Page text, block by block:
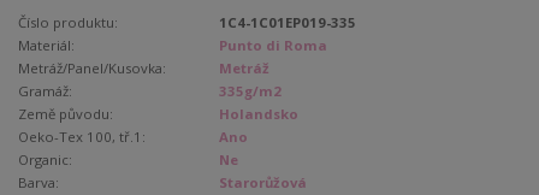
Číslo produktu:
1C4-1C01EP019-335
Materiál:
Punto di Roma
Metráž/Panel/Kusovka:
Metráž
Gramáž:
335g/m2
Země původu:
Holandsko
Oeko-Tex 100, tř.1:
Ano
Organic:
Ne
Barva:
Starorůžová